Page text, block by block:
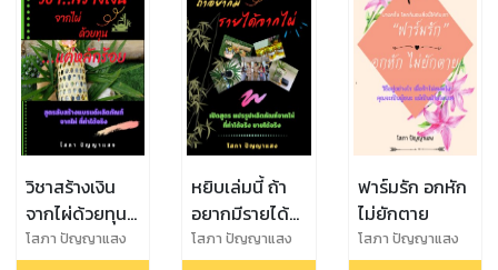
วิชาสร้างเงิน
จากไผ่ด้วยทุน
แค่หลักร้อย
โสภา ปัญญาแสง
หยิบเล่มนี้ ถ้า
อยากมีรายได้
จากไผ่
โสภา ปัญญาแสง
ฟาร์มรัก อกหัก
ไม่ยักตาย
โสภา ปัญญาแสง